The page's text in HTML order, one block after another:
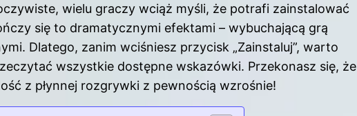
wielu graczy wciąż myśli, że potrafi zainstalować
się to dramatycznymi efektami – wybuchającą grą
Dlatego, zanim wciśniesz przycisk „Zainstaluj”, warto
wszystkie dostępne wskazówki. Przekonasz się, że
z płynnej rozgrywki z pewnością wzrośnie!